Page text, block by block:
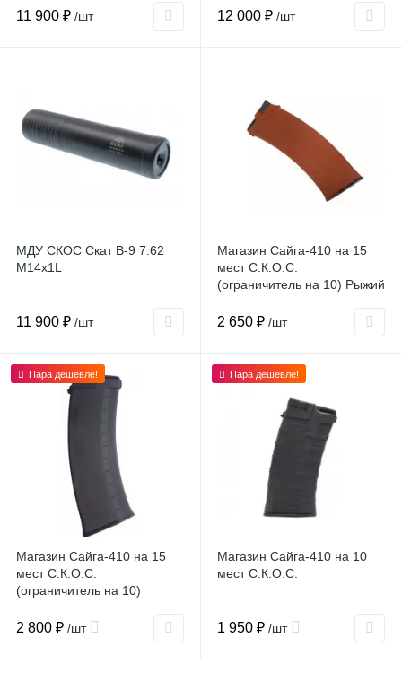
11 900 ₽ /шт 12 000 ₽ /шт
МДУ СКОС Скат В-9 7.62
М14х1L
11 900 ₽ /шт
Магазин Сайга-410 на 15
мест С.К.О.С.
(ограничитель на 10) Рыжий
2 650 ₽ /шт
Пара дешевле!
Магазин Сайга-410 на 15
мест С.К.О.С.
(ограничитель на 10)
2 800 ₽ /шт
Пара дешевле!
Магазин Сайга-410 на 10
мест С.К.О.С.
1 950 ₽ /шт